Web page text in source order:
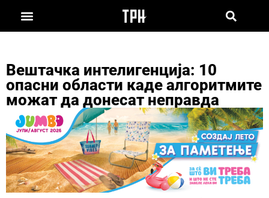
Вештачка интелигенција: 10
опасни области каде алгоритмите
можат да донесат неправда